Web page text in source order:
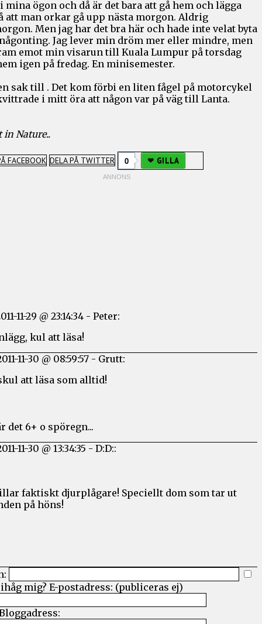
mina ögon och då är det bara att gå hem och lägga
att man orkar gå upp nästa morgon. Aldrig
Men jag har det bra här och hade inte velat byta
Jag lever min dröm mer eller mindre, men
emot min visarun till Kuala Lumpur på torsdag
igen på fredag. En minisemester.
sak till . Det kom förbi en liten fågel på motorcykel
i mitt öra att någon var på väg till Lanta.
in Nature..
FACEBOOK DELA PÅ TWITTER 0 GILLA
11-29 @ 23:14:34 - Peter:
kul att läsa!
11-30 @ 08:59:57 - Grutt:
att läsa som alltid!
det 6+ o spöregn...
11-30 @ 13:34:35 - D:D::
faktiskt djurplågare! Speciellt dom som tar ut
på höns!
mig? E-postadress: (publiceras ej)